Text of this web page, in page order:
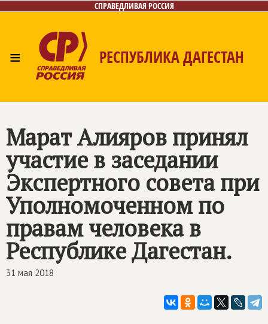
СПРАВЕДЛИВАЯ РОССИЯ
≡ РЕСПУБЛИКА ДАГЕСТАН
Марат Алияров принял
участие в заседании
Экспертного совета при
Уполномоченном по
правам человека в
Республике Дагестан.
31 мая 2018